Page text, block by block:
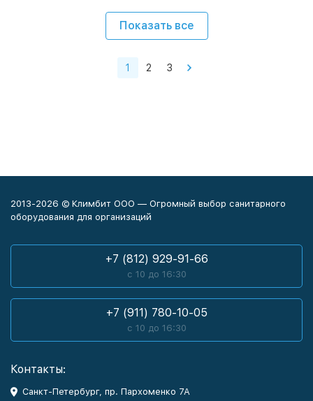
Показать все
1 2 3
2013-2026 © Климбит ООО — Огромный выбор санитарного
оборудования для организаций
+7 (812) 929-91-66
с 10 до 16:30
+7 (911) 780-10-05
с 10 до 16:30
Контакты:
Санкт-Петербург, пр. Пархоменко 7А